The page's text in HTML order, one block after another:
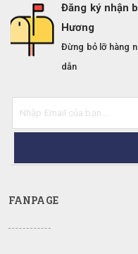
Đăng ký nhận
Hương
Đừng bỏ lỡ hàng
dẫn
FANPAGE